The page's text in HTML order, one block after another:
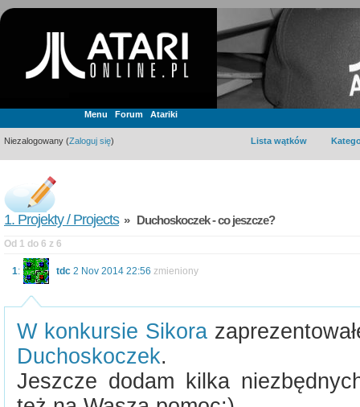
Menu Forum Atariki
Niezalogowany (Zaloguj się) Lista wątków
1. Projekty / Projects» Duchoskoczek - co jeszcze?
Od 1 do 6 z 6
1: tdc 2 Nov 2014 22:56 zmieniony
W konkursie Sikora
Duchoskoczek.
Jeszcze dodam kilka